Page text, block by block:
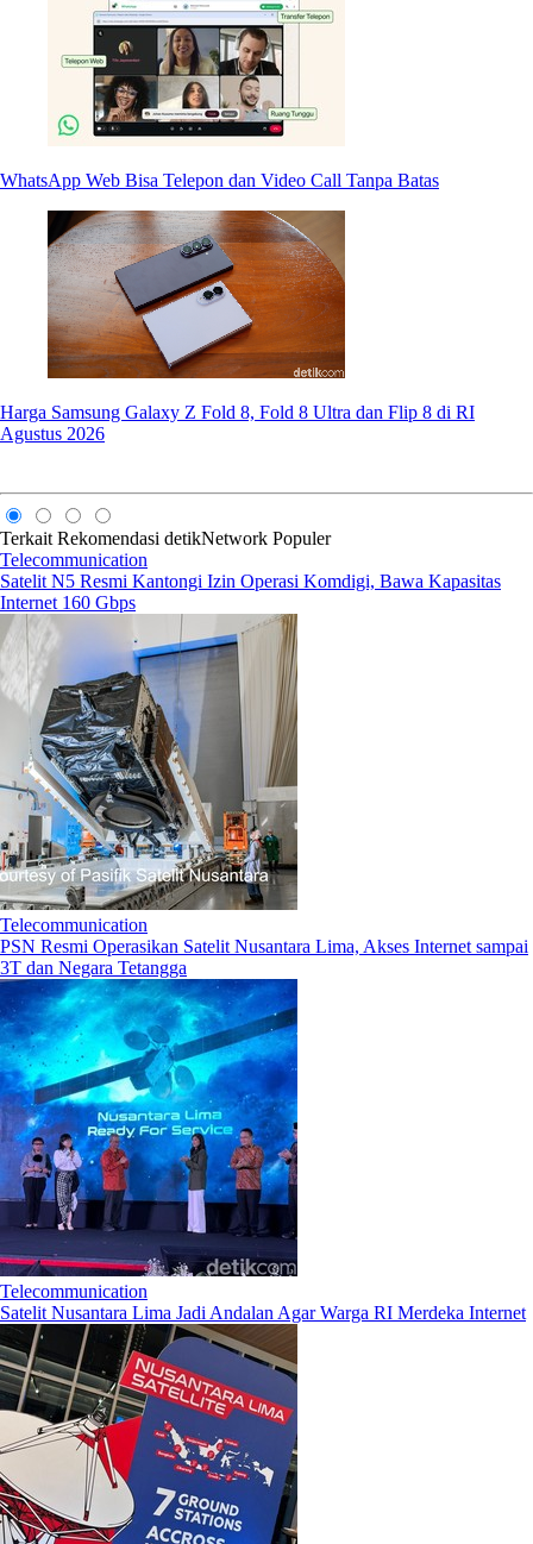
WhatsApp Web Bisa Telepon dan Video Call Tanpa Batas
Harga Samsung Galaxy Z Fold 8, Fold 8 Ultra dan Flip 8 di RI
Agustus 2026
Terkait Rekomendasi detikNetwork Populer
Telecommunication
Satelit N5 Resmi Kantongi Izin Operasi Komdigi, Bawa Kapasitas
Internet 160 Gbps
Telecommunication
PSN Resmi Operasikan Satelit Nusantara Lima, Akses Internet sampai
3T dan Negara Tetangga
Telecommunication
Satelit Nusantara Lima Jadi Andalan Agar Warga RI Merdeka Internet